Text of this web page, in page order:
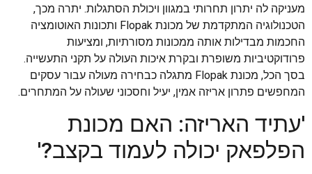
מעניקה לה יתרון תחרותי במגוון ויכולת הסתגלות. יתרה מכך,
הטכנולוגיה המתקדמת של מכונת Flopak ותכונות האוטומציה
החכמות מבדילות אותה ממכונות מסורתיות, ומציעות
פרודוקטיביות משופרת ובקרת איכות העולה על תקני התעשייה.
בסך הכל, מכונת Flopak מתגלה כבחירה מעולה עבור עסקים
המחפשים פתרון אריזה אמין, יעיל וחסכוני שעולה על המתחרים.
'עתיד האריזה: האם מכונת
הפלפאק יכולה לעמוד בקצב?'